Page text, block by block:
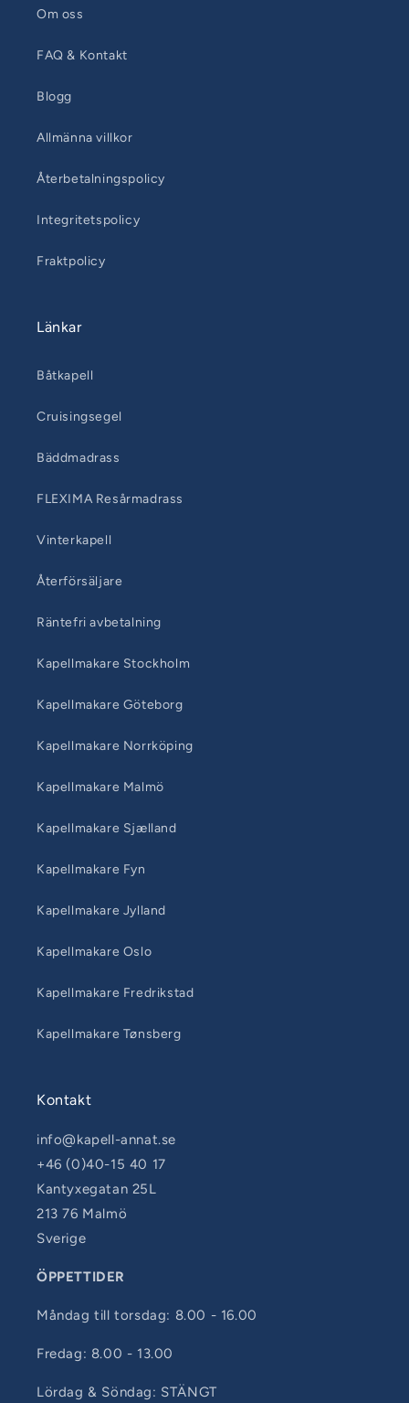
Om oss
FAQ & Kontakt
Blogg
Allmänna villkor
Återbetalningspolicy
Integritetspolicy
Fraktpolicy
Länkar
Båtkapell
Cruisingsegel
Bäddmadrass
FLEXIMA Resårmadrass
Vinterkapell
Återförsäljare
Räntefri avbetalning
Kapellmakare Stockholm
Kapellmakare Göteborg
Kapellmakare Norrköping
Kapellmakare Malmö
Kapellmakare Sjælland
Kapellmakare Fyn
Kapellmakare Jylland
Kapellmakare Oslo
Kapellmakare Fredrikstad
Kapellmakare Tønsberg
Kontakt
info@kapell-annat.se
+46 (0)40-15 40 17
Kantyxegatan 25L
213 76 Malmö
Sverige
ÖPPETTIDER
Måndag till torsdag: 8.00 - 16.00
Fredag: 8.00 - 13.00
Lördag & Söndag: STÄNGT